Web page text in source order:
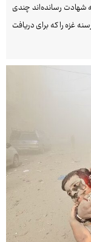
۳۰ هزار فلسطینی را طی کمتر از ۶ ماه به شهادت رسانده‌اند چندی
غزه را که برای دریافت